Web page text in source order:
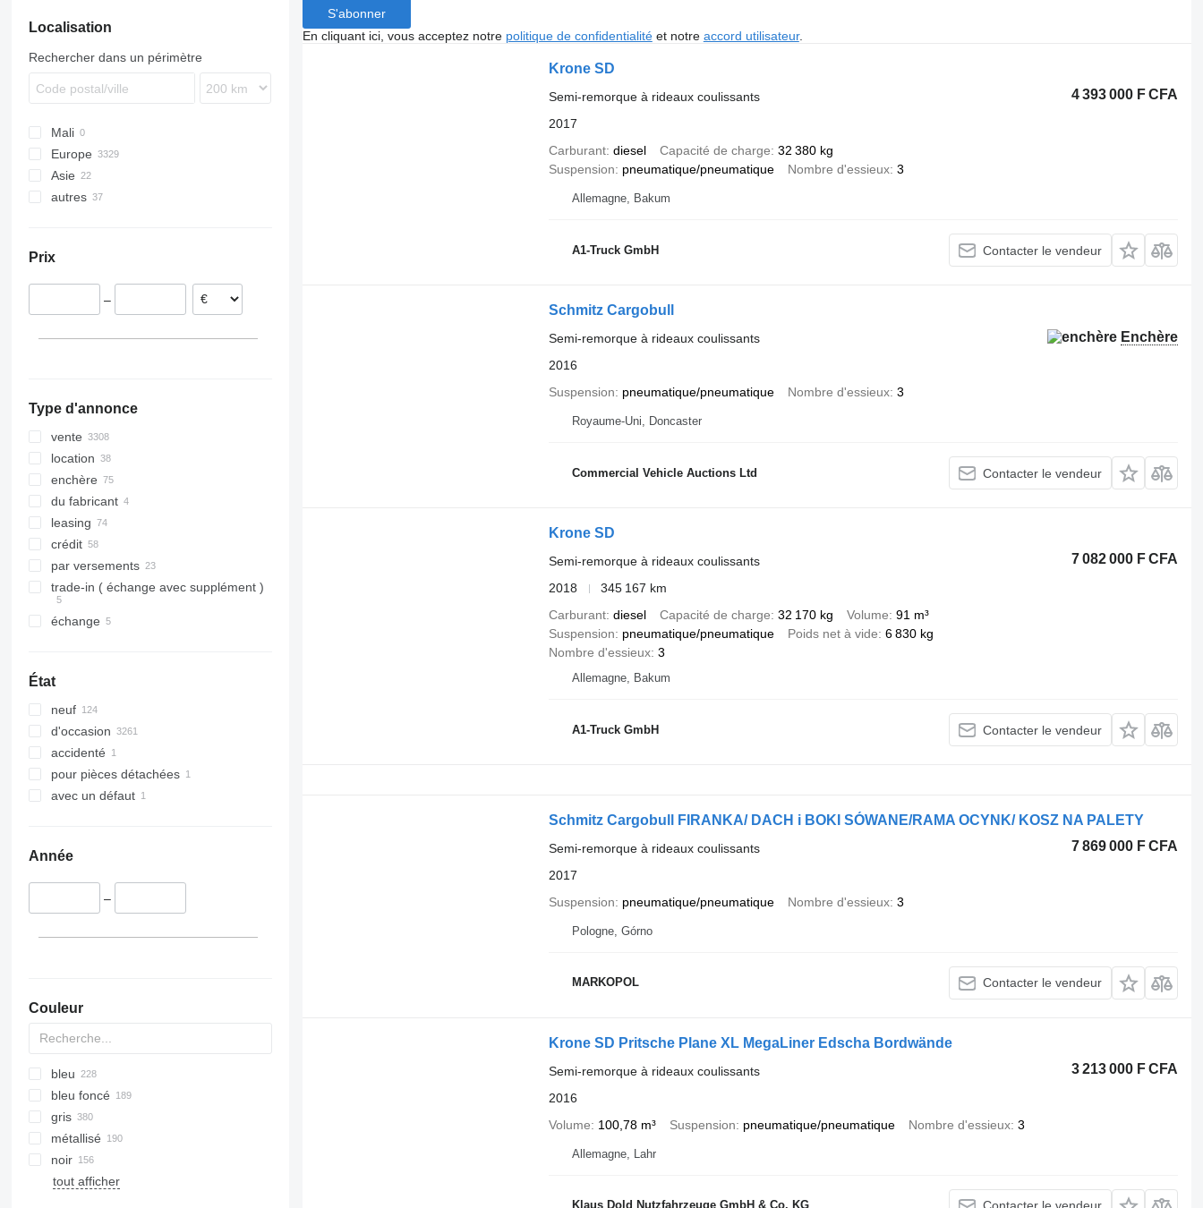
Localisation
Rechercher dans un périmètre
Mali
Europe
Pologne
République tchèque
Danemark
Asie
Chine
autres
Prix
–
Type d'annonce
vente
location
enchère
du fabricant
leasing
crédit
par versements
trade-in ( échange avec supplément )
échange
État
neuf
d'occasion
accidenté
pour pièces détachées
avec un défaut
Année
–
Couleur
bleu
bleu foncé
gris
métallisé
noir
tout afficher
S'abonner
En cliquant ici, vous acceptez notre politique de confidentialitéet notre accord utilisateur.
Krone SD
4 393 000 F CFA
Semi-remorque à rideaux coulissants
2017
Carburant diesel Capacité de charge 32 380 kg
Suspension
pneumatique/pneumatique Nombre d'essieux 3
Allemagne, Bakum
A1-Truck GmbH Contacter le vendeur
Schmitz Cargobull
Enchère
Semi-remorque à rideaux coulissants
2016
Suspension
pneumatique/pneumatique Nombre d'essieux 3
Royaume-Uni, Doncaster
Commercial Vehicle Auctions Ltd Contacter le vendeur
Krone SD
7 082 000 F CFA
Semi-remorque à rideaux coulissants
2018
345 167 km
Carburant diesel Capacité de charge 32 170 kg Volume 91 m³
Suspension
pneumatique/pneumatique Poids net à vide 6 830 kg
Nombre d'essieux 3
Allemagne, Bakum
A1-Truck GmbH Contacter le vendeur
Schmitz Cargobull FIRANKA/ DACH i BOKI SÓWANE/RAMA OCYNK/ KOSZ NA PALETY
7 869 000 F CFA
Semi-remorque à rideaux coulissants
2017
Suspension
pneumatique/pneumatique Nombre d'essieux 3
Pologne, Górno
MARKOPOL Contacter le vendeur
Krone SD Pritsche Plane XL MegaLiner Edscha Bordwände
3 213 000 F CFA
Semi-remorque à rideaux coulissants
2016
Volume
100,78 m³ Suspension pneumatique/pneumatique Nombre d'essieux 3
Allemagne, Lahr
Klaus Dold Nutzfahrzeuge GmbH & Co. KG